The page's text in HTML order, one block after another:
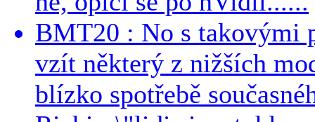
BMT20 : No s takovými
vzít některý z nižších
blízko spotřebě